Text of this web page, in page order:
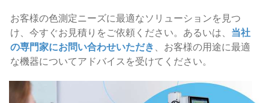
お客様の色測定ニーズに最適なソリューションを見つ
け、今すぐお見積りをご依頼ください。あるいは、 当社
の専門家にお問い合わせいただき、お客様の用途に最適
な機器についてアドバイスを受けてください。